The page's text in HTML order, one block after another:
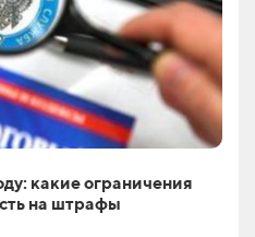
какие ограничения
на штрафы